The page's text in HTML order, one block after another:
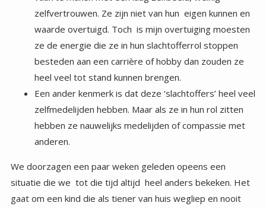
heel veel tot stand kunnen brengen.
Een ander kenmerk is dat deze ‘slachtoffers’ heel veel
zelfmedelijden hebben. Maar als ze in hun rol zitten
hebben ze nauwelijks medelijden of compassie met
anderen.
We doorzagen een paar weken geleden opeens een
situatie die we tot die tijd altijd heel anders bekeken. Het
gaat om een kind die als tiener van huis wegliep en nooit
meer terug naar huis kwam, het kind liet zich ook niet
vinden en werd daarbij geholpen door de jeugdzorg
(organisatie met twijfelachtig beleid) . Ze was 17 toen ze
wegliep, en onderhield alleen contact met haar enige zus.
De moeder werd na enkele jaren ernstig ziek en wilde haar
dochter, die ze al op alle mogelijke manieren had getracht
te vinden, overigens zonder succes- nog zien voor haar
sterven. De weggelopen dochter weigerde dit en kwam
niet, pas toen de moeder was overleden, op de uitvaart
was ze er. En werd toen door haar vader met open armen
ontvangen. Over het weglopen werd nooit meer
gesproken, tot een buitenstaander, dit onderwerp